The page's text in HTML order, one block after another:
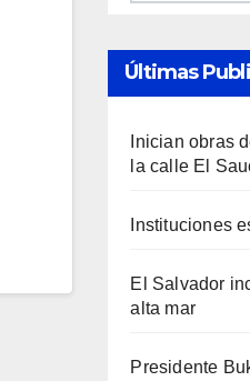
Últimas
Inician obras
la calle El
Instituciones
El Salvador
alta mar
Presidente